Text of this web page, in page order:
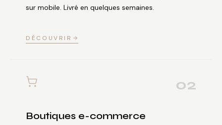
sur mobile. Livré en quelques semaines.
DÉCOUVRIR
02
Boutiques e-commerce